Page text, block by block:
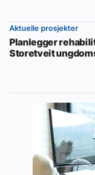
Aktuelle prosjekter
Planlegger
Storetveit